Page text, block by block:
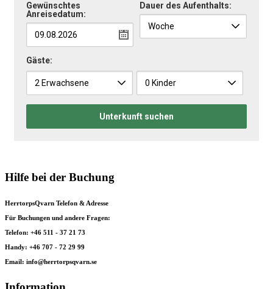
Gewünschtes
Anreisedatum:
Dauer des Aufenthalts:
Gäste:
Unterkunft suchen
Hilfe bei der Buchung
HerrtorpsQvarn Telefon & Adresse
Für Buchungen und andere Fragen:
Telefon: +46 511 - 37 21 73
Handy: +46 707 - 72 29 99
Email: info@herrtorpsqvarn.se